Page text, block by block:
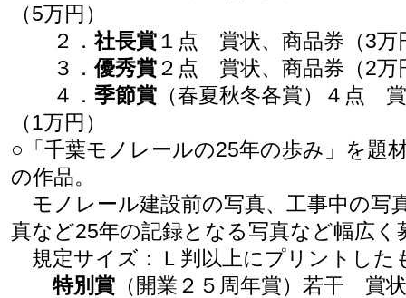
（5万円）
２． 社長賞 １点 賞状、商品券（3万
３．優秀賞 ２点 賞状、商品券（2万
４． 季節賞 （春夏秋冬各賞）４点
（1万円）
○「千葉モノレールの25年の歩み」を題
の作品。
モノレール建設前の写真、工事中の写
真など25年の記録となる写真など幅広く
規定サイズ：Ｌ判以上にプリントした
特別賞 （開業２５周年賞）若干 賞